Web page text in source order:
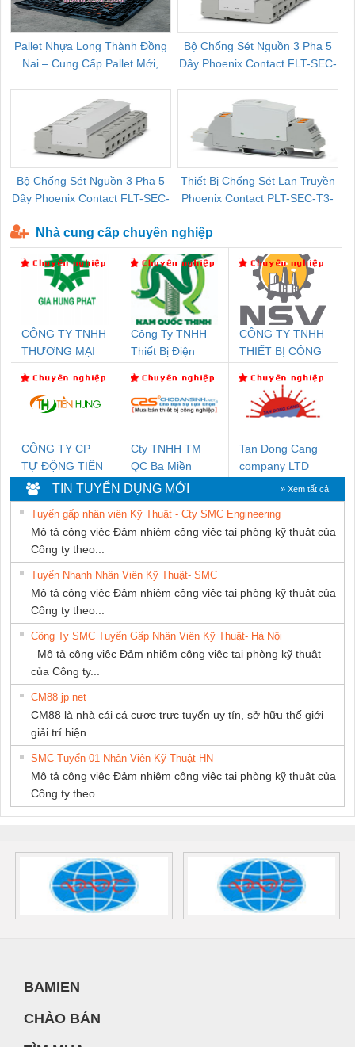
Pallet Nhựa Long Thành Đồng
Nai – Cung Cấp Pallet Mới,
Bộ Chống Sét Nguồn 3 Pha 5
Dây Phoenix Contact FLT-SEC-
Bộ Chống Sét Nguồn 3 Pha 5
Dây Phoenix Contact FLT-SEC-
Thiết Bị Chống Sét Lan Truyền
Phoenix Contact PLT-SEC-T3-
Nhà cung cấp chuyên nghiệp
CÔNG TY TNHH
THƯƠNG MẠI
THUẬT ĐIỆN CƠ
GIA HƯNG PHÁT
Công Ty TNHH
Thiết Bị Điện
CÔNG TY TNHH
THIẾT BỊ CÔNG
SETSUBI VIỆT
NAM
CÔNG TY CP
TỰ ĐỘNG TIẾN
HƯNG
Cty TNHH TM
QC Ba Miền
Tan Dong Cang
company LTD
TIN TUYỂN DỤNG MỚI » Xem tất cả
Tuyển gấp nhân viên Kỹ Thuật - Cty SMC Engineering
Mô tả công việc Đảm nhiệm công việc tại phòng kỹ thuật của
Công ty theo...
Tuyển Nhanh Nhân Viên Kỹ Thuật- SMC
Mô tả công việc Đảm nhiệm công việc tại phòng kỹ thuật của
Công ty theo...
Công Ty SMC Tuyển Gấp Nhân Viên Kỹ Thuật- Hà Nội
Mô tả công việc Đảm nhiệm công việc tại phòng kỹ thuật
của Công ty...
CM88 jp net
CM88 là nhà cái cá cược trực tuyến uy tín, sở hữu thế giới
giải trí hiện...
SMC Tuyển 01 Nhân Viên Kỹ Thuật-HN
Mô tả công việc Đảm nhiệm công việc tại phòng kỹ thuật của
Công ty theo...
BAMIEN
CHÀO BÁN